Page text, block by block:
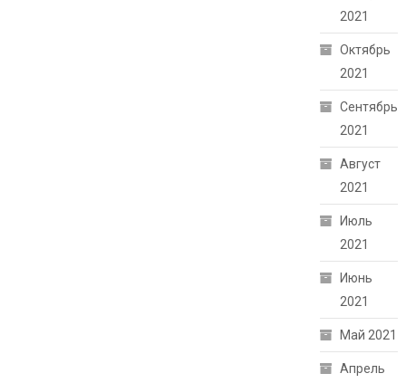
2021
Октябрь
2021
Сентябрь
2021
Август
2021
Июль
2021
Июнь
2021
Май 2021
Апрель